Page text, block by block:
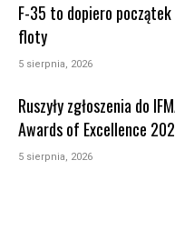
F-35 to dopiero
floty
5 sierpnia, 2026
Ruszyły zgłoszenia do
Awards of Excellence
5 sierpnia, 2026